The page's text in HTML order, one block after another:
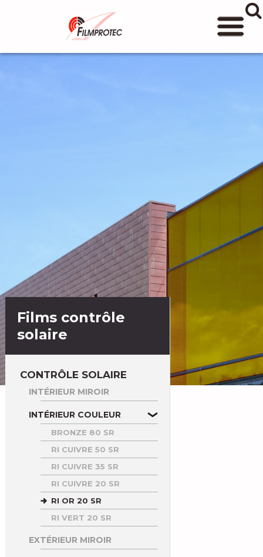
Films contrôle
solaire
CONTRÔLE SOLAIRE
INTÉRIEUR MIROIR
INTÉRIEUR COULEUR
BRONZE 80 SR
RI CUIVRE 50 SR
RI CUIVRE 35 SR
RI CUIVRE 20 SR
RI OR 20 SR
RI VERT 20 SR
EXTÉRIEUR MIROIR